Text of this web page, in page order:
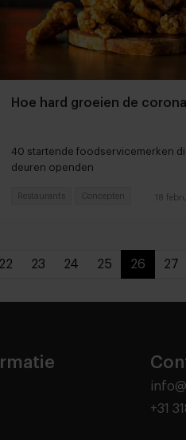
Hoe hard groeien de
40 startende foodservicemerken
deuren openden
18
Restaurants Concepten
22 23 24 25 26 27
+31